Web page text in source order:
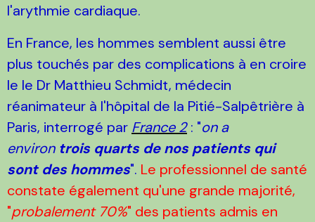
l'arythmie cardiaque.
En France, les hommes semblent aussi être
plus touchés par des complications à en croire
le le Dr Matthieu Schmidt, médecin
réanimateur à l'hôpital de la Pitié-Salpêtrière à
Paris, interrogé par France 2: "on a
environ trois quarts de nos patients qui
sont des hommes". Le professionnel de santé
constate également qu'une grande majorité,
"probalement 70%" des patients admis en